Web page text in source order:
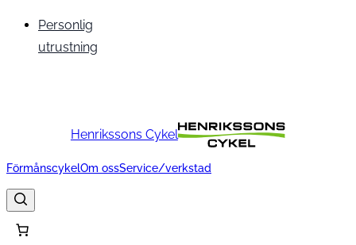
Personlig
utrustning
Henrikssons Cykel
FörmånscykelOm ossService/verkstad